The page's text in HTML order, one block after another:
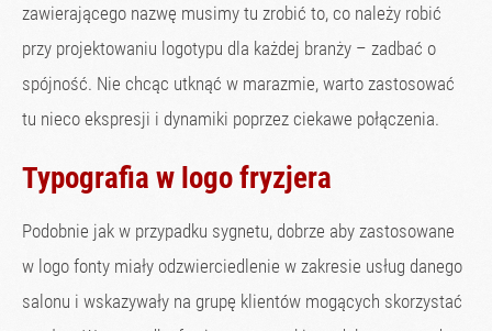
zawierającego nazwę musimy tu zrobić to, co należy robić
przy projektowaniu logotypu dla każdej branży – zadbać o
spójność. Nie chcąc utknąć w marazmie, warto zastosować
tu nieco ekspresji i dynamiki poprzez ciekawe połączenia.
Typografia w logo fryzjera
Podobnie jak w przypadku sygnetu, dobrze aby zastosowane
w logo fonty miały odzwierciedlenie w zakresie usług danego
salonu i wskazywały na grupę klientów mogących skorzystać